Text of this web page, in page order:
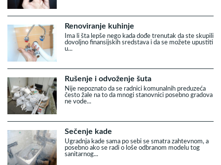
Renoviranje kuhinje
Ima li šta lepše nego kada dođe trenutak da ste skupili
dovoljno finansijskih sredstava i da se možete upustiti
u...
Rušenje i odvoženje šuta
Nije nepoznato da se radnici komunalnih preduzeća
često žale na to da mnogi stanovnici posebno gradova
ne vode...
Sečenje kade
Ugradnja kade sama po sebi se smatra zahtevnom, a
posebno ako se radi o loše odbranom modelu tog
sanitarnog...